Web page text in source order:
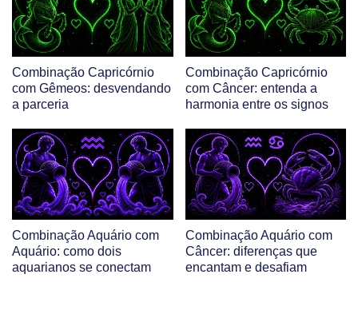
Combinação Capricórnio
com Gêmeos: desvendando
a parceria
Combinação Capricórnio
com Câncer: entenda a
harmonia entre os signos
Combinação Aquário com
Aquário: como dois
aquarianos se conectam
Combinação Aquário com
Câncer: diferenças que
encantam e desafiam